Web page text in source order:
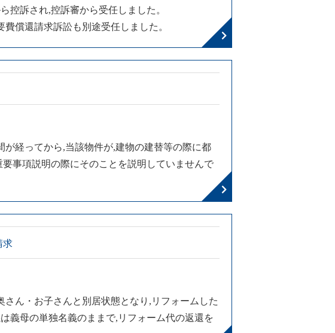
控訴され,控訴審から受任しました。
償還請求訴訟も別途受任しました。
経ってから,当該物件が,建物の建替等の際に都
事項説明の際にそのことを説明していませんで
求
ん・お子さんと別居状態となり,リフォームした
義母の単独名義のままで,リフォーム代の返還を